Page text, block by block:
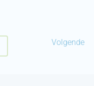
Volgende